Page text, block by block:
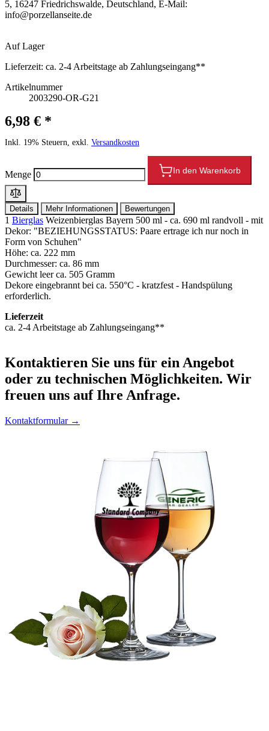
5, 16247 Friedrichswalde, Deutschland, E-Mail:
info@porzellanseite.de
Auf Lager
Lieferzeit: ca. 2-4 Arbeitstage ab Zahlungseingang**
Artikelnummer
2003290-OR-G21
6,98 € *
Inkl. 19% Steuern, exkl. Versandkosten
Menge In den Warenkorb
Details Mehr Informationen Bewertungen
1 Bierglas Weizenbierglas Bayern 500 ml - ca. 690 ml randvoll - mit
Dekor: "BEZIEHUNGSSTATUS: Paare ertrage ich nur noch in
Form von Schuhen"
Höhe: ca. 222 mm
Durchmesser: ca. 86 mm
Gewicht leer ca. 505 Gramm
Dekore eingebrannt bei ca. 550°C - kratzfest - Handspülung
erforderlich.
Lieferzeit
ca. 2-4 Arbeitstage ab Zahlungseingang**
Kontaktieren Sie uns für ein Angebot
oder zu technischen Möglichkeiten. Wir
freuen uns auf Ihre Anfrage.
Kontaktformular →